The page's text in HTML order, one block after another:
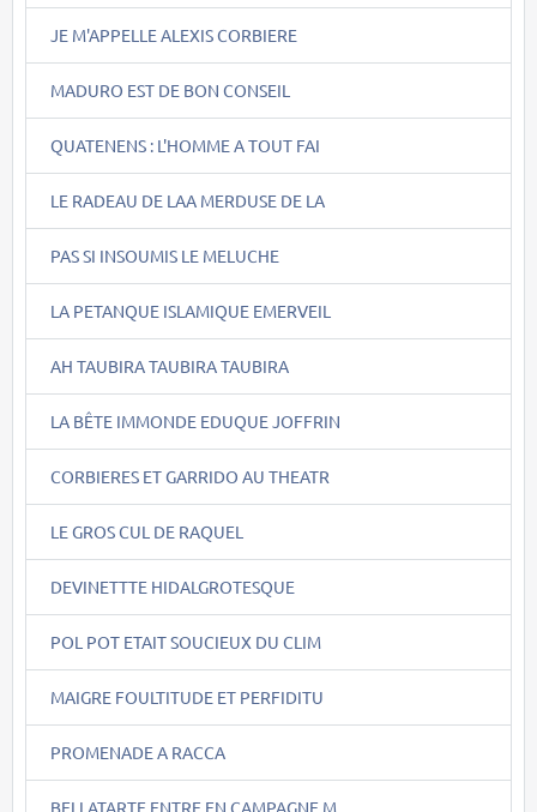
JE M'APPELLE ALEXIS CORBIERE
MADURO EST DE BON CONSEIL
QUATENENS : L'HOMME A TOUT FAI
LE RADEAU DE LAA MERDUSE DE LA
PAS SI INSOUMIS LE MELUCHE
LA PETANQUE ISLAMIQUE EMERVEIL
AH TAUBIRA TAUBIRA TAUBIRA
LA BÊTE IMMONDE EDUQUE JOFFRIN
CORBIERES ET GARRIDO AU THEATR
LE GROS CUL DE RAQUEL
DEVINETTTE HIDALGROTESQUE
POL POT ETAIT SOUCIEUX DU CLIM
MAIGRE FOULTITUDE ET PERFIDITU
PROMENADE A RACCA
BELLATARTE ENTRE EN CAMPAGNE M